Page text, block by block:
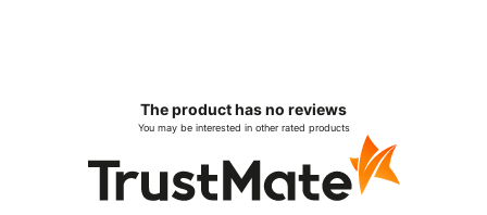
The product has no reviews
You may be interested in other rated products